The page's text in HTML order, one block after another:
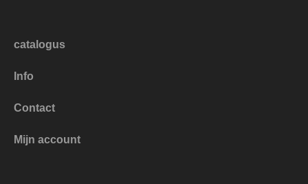
catalogus
Info
Contact
Mijn account